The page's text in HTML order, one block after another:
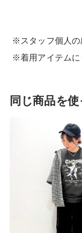
※スタッフ個人の
※着用アイテムに
同じ商品を